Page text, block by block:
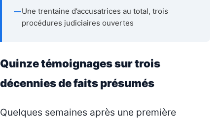
—Une trentaine d’accusatrices au total, trois
procédures judiciaires ouvertes
Quinze témoignages sur trois
décennies de faits présumés
Quelques semaines après une première